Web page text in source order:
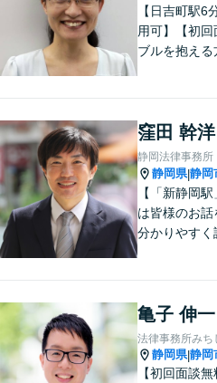
【日吉町駅6
用可】【初
ブルを抱える
窪田 幹洋
静岡法律事務所
静岡県|静岡
【「新静岡
は皆様のお話
分かりやすく
す。 どんな
構ですので、
ください。
亀子 伸一
法律事務所みち
静岡県|静岡
【初回面談